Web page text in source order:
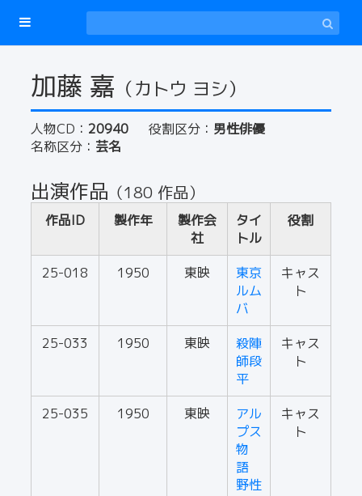
加藤 嘉 （カトウ ヨシ）
人物CD： 20940 役割区分： 男性俳優
名称区分： 芸名
出演作品 （180 作品）
作品ID 製作年
製作会
社
タイ
トル
役割
25-018 1950 東映
東京
ルム
バ
キャス
ト
25-033 1950 東映
殺陣
師段
平
キャス
ト
25-035 1950 東映
アル
プス
物
語
野性
キャス
ト